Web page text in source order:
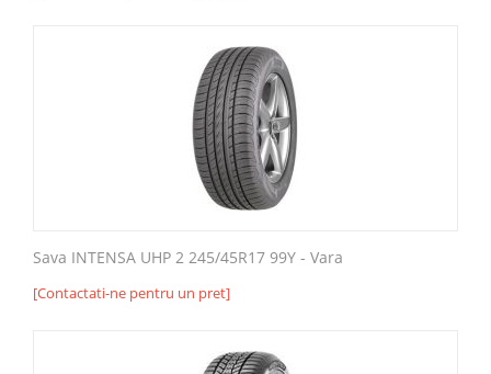
Sava INTENSA UHP 2 245/45R17 99Y - Vara
[Contactati-ne pentru un pret]